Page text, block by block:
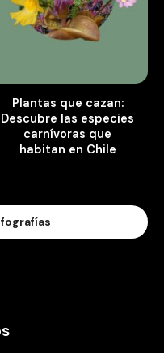
Plantas que cazan:
Descubre las especies
carnívoras que
habitan en Chile